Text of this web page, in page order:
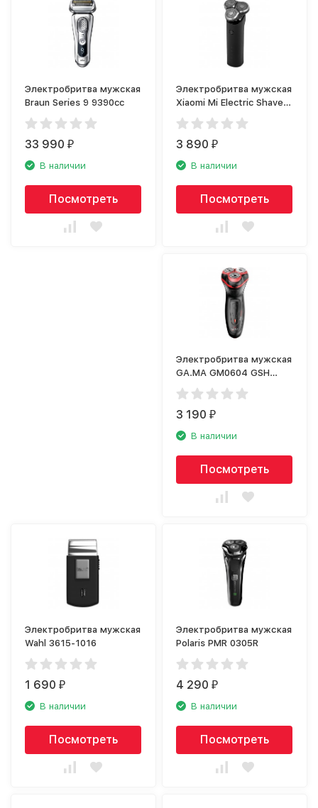
Электробритва мужская
Braun Series 9 9390cc
33 990₽
В наличии
Посмотреть
Электробритва мужская
Xiaomi Mi Electric Shaver
S500
3 890₽
В наличии
Посмотреть
Электробритва мужская
GA.MA GM0604 GSH
SPORT
3 190₽
В наличии
Посмотреть
Электробритва мужская
Wahl 3615-1016
1 690₽
В наличии
Посмотреть
Электробритва мужская
Polaris PMR 0305R
4 290₽
В наличии
Посмотреть